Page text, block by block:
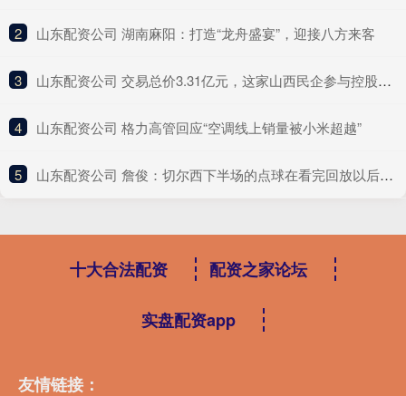
2 ​山东配资公司 湖南麻阳：打造“龙舟盛宴”，迎接八方来客
3 ​山东配资公司 交易总价3.31亿元，这家山西民企参与控股一“百亿级”上海A股
4 ​山东配资公司 格力高管回应“空调线上销量被小米超越”
5 ​山东配资公司 詹俊：切尔西下半场的点球在看完回放以后还吹，那就有点过分了
十大合法配资 配资之家论坛
实盘配资app
友情链接：